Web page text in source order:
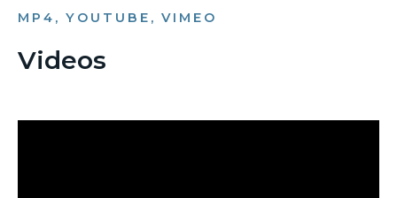
MP4, YOUTUBE, VIMEO
Videos